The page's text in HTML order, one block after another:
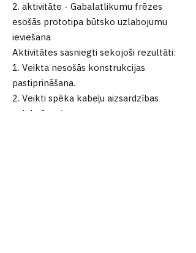
2. aktivitāte - Gabalatlikumu frēzes
esošās prototipa būtsko uzlabojumu
ieviešana
Aktivitātes sasniegti sekojoši rezultāti:
1. Veikta nesošās konstrukcijas
pastiprināšana.
2. Veikti spēka kabeļu aizsardzības
uzlabošanai.